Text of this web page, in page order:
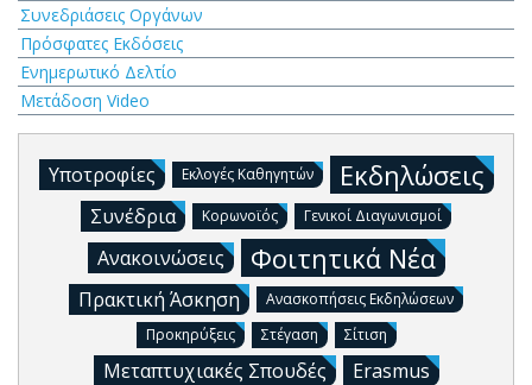
Συνεδριάσεις Οργάνων
Πρόσφατες Εκδόσεις
Ενημερωτικό Δελτίο
Μετάδοση Video
Υποτροφίες Εκλογές Καθηγητών Εκδηλώσεις
Συνέδρια Κορωνοϊός Γενικοί Διαγωνισμοί
Ανακοινώσεις Φοιτητικά Νέα
Πρακτική Άσκηση
Ανασκοπήσεις Εκδηλώσεων
Προκηρύξεις
Στέγαση Σίτιση
Μεταπτυχιακές Σπουδές Erasmus